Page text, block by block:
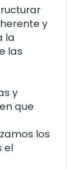
y
la
las
y
que
los
el